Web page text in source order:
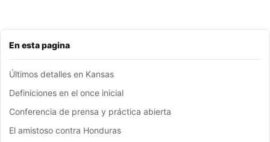
En esta pagina
Últimos detalles en Kansas
Definiciones en el once inicial
Conferencia de prensa y práctica abierta
El amistoso contra Honduras